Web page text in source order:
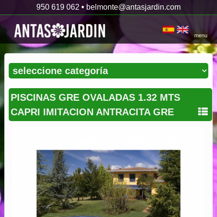
950 619 062 • belmonte@antasjardin.com
menu
PISCINAS GRE OVALADAS 1.32 MTS
CAPRI IMITACION ANTRACITA GRE